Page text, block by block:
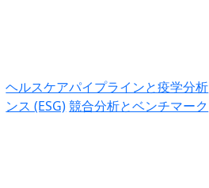
ヘルスケアパイプラインと疫学分析
ンス (ESG)競合分析とベンチマーク